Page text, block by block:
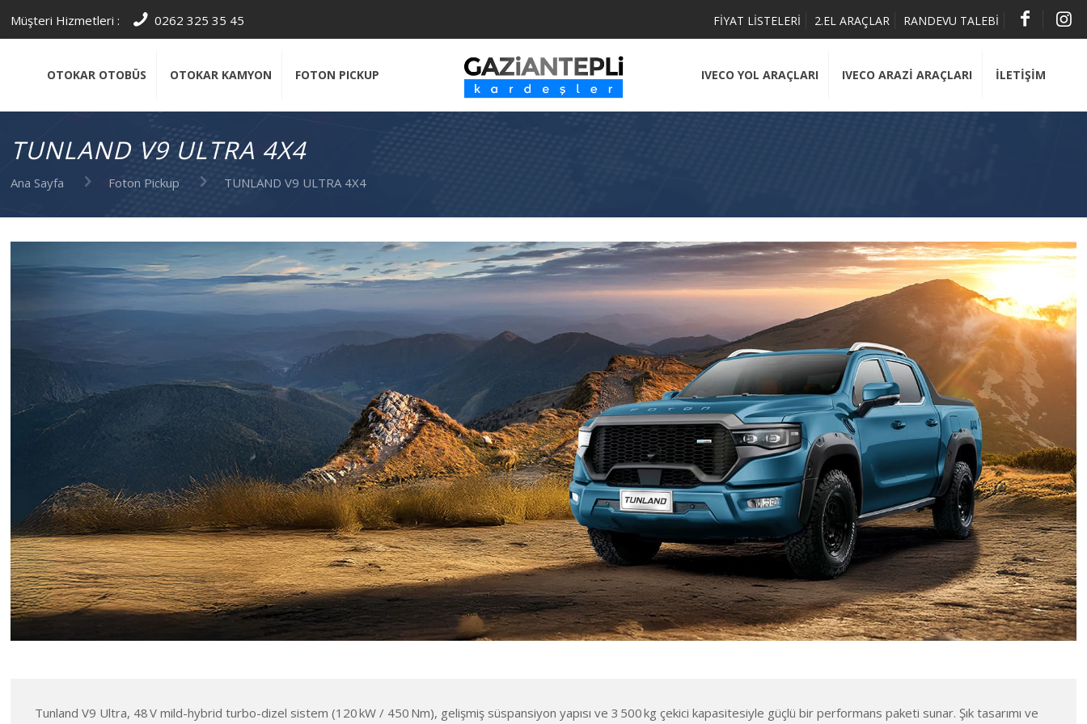
Müşteri Hizmetleri : 0262 325 35 45 FİYAT LİSTELERİ 2.EL ARAÇLAR RANDEVU TALEBİ
OTOKAR OTOBÜS OTOKAR KAMYON FOTON PICKUP IVECO YOL ARAÇLARI IVECO ARAZİ ARAÇLARI İLETİŞİM
TUNLAND V9 ULTRA 4X4
Ana Sayfa Foton Pickup TUNLAND V9 ULTRA 4X4
Tunland V9 Ultra, 48 V mild-hybrid turbo-dizel sistem (120 kW / 450 Nm), gelişmiş süspansiyon yapısı ve 3 500 kg çekici kapasitesiyle güçlü bir performans paketi sunar. Şık tasarımı ve